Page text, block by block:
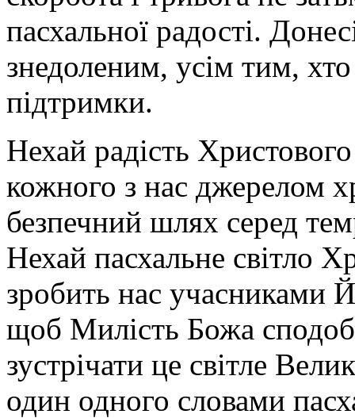
пасхальної радості.
знедоленим, усім тим,
підтримки.
Нехай радість
кожного з нас джерелом
безпечний шлях серед
Нехай пасхальне світло
зробить нас учасниками
щоб Милість Божа
зустрічати це світле
один одного словами